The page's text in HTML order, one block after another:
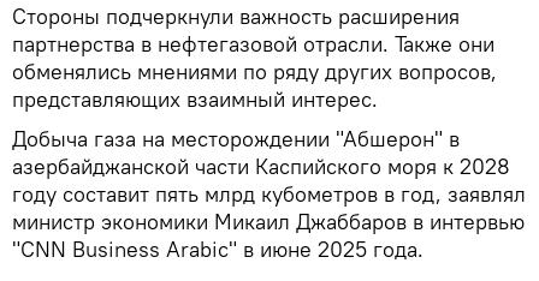
Стороны подчеркнули важность расширения
партнерства в нефтегазовой отрасли. Также они
обменялись мнениями по ряду других вопросов,
представляющих взаимный интерес.
Добыча газа на месторождении "Абшерон" в
азербайджанской части Каспийского моря к 2028
году составит пять млрд кубометров в год, заявлял
министр экономики Микаил Джаббаров в интервью
"CNN Business Arabic" в июне 2025 года.